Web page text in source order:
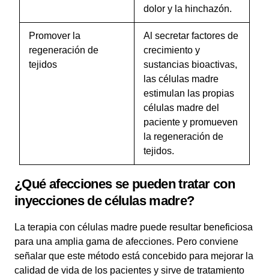
dolor y la hinchazón.
Promover la
regeneración de
tejidos
Al secretar factores de
crecimiento y
sustancias bioactivas,
las células madre
estimulan las propias
células madre del
paciente y promueven
la regeneración de
tejidos.
¿Qué afecciones se pueden tratar con
inyecciones de células madre?
La terapia con células madre puede resultar beneficiosa
para una amplia gama de afecciones. Pero conviene
señalar que este método está concebido para mejorar la
calidad de vida de los pacientes y sirve de tratamiento